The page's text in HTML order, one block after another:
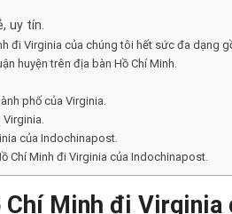
uy tín.
đi Virginia của chúng tôi hết sức đa dạng
huyện trên địa bàn Hồ Chí Minh.
phố của Virginia.
của Indochinapost.
Chí Minh đi Virginia của Indochinapost.
Minh đi Virginia